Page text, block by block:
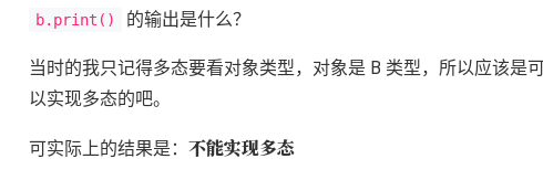
b.print() 的输出是什么？
当时的我只记得多态要看对象类型，对象是 B 类型，所以应该是
以实现多态的吧。
可实际上的结果是： 不能实现多态